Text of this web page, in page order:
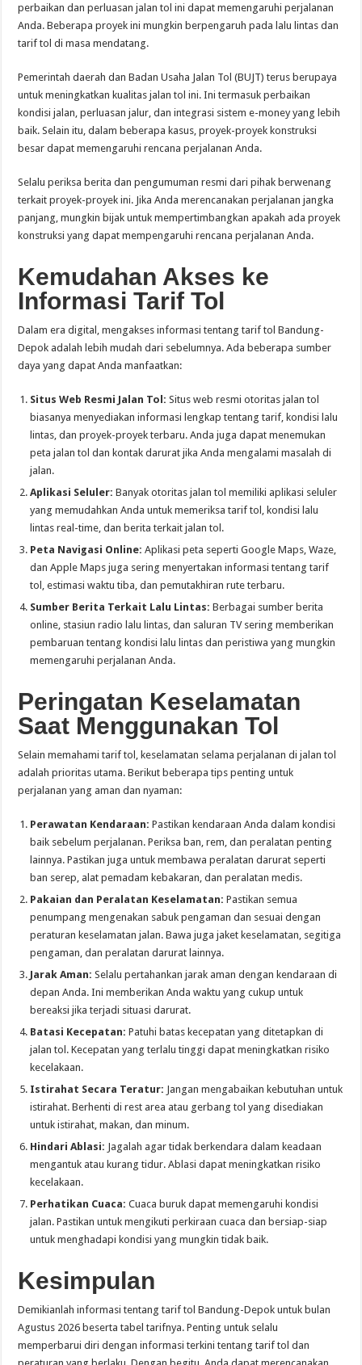
perbaikan dan perluasan jalan tol ini dapat memengaruhi perjalanan
Anda. Beberapa proyek ini mungkin berpengaruh pada lalu lintas dan
tarif tol di masa mendatang.
Pemerintah daerah dan Badan Usaha Jalan Tol (BUJT) terus berupaya
untuk meningkatkan kualitas jalan tol ini. Ini termasuk perbaikan
kondisi jalan, perluasan jalur, dan integrasi sistem e-money yang lebih
baik. Selain itu, dalam beberapa kasus, proyek-proyek konstruksi
besar dapat memengaruhi rencana perjalanan Anda.
Selalu periksa berita dan pengumuman resmi dari pihak berwenang
terkait proyek-proyek ini. Jika Anda merencanakan perjalanan jangka
panjang, mungkin bijak untuk mempertimbangkan apakah ada proyek
konstruksi yang dapat mempengaruhi rencana perjalanan Anda.
Kemudahan Akses ke
Informasi Tarif Tol
Dalam era digital, mengakses informasi tentang tarif tol Bandung-
Depok adalah lebih mudah dari sebelumnya. Ada beberapa sumber
daya yang dapat Anda manfaatkan:
Situs Web Resmi Jalan Tol: Situs web resmi otoritas jalan tol
biasanya menyediakan informasi lengkap tentang tarif, kondisi lalu
lintas, dan proyek-proyek terbaru. Anda juga dapat menemukan
peta jalan tol dan kontak darurat jika Anda mengalami masalah di
jalan.
Aplikasi Seluler: Banyak otoritas jalan tol memiliki aplikasi seluler
yang memudahkan Anda untuk memeriksa tarif tol, kondisi lalu
lintas real-time, dan berita terkait jalan tol.
Peta Navigasi Online: Aplikasi peta seperti Google Maps, Waze,
dan Apple Maps juga sering menyertakan informasi tentang tarif
tol, estimasi waktu tiba, dan pemutakhiran rute terbaru.
Sumber Berita Terkait Lalu Lintas: Berbagai sumber berita
online, stasiun radio lalu lintas, dan saluran TV sering memberikan
pembaruan tentang kondisi lalu lintas dan peristiwa yang mungkin
memengaruhi perjalanan Anda.
Peringatan Keselamatan
Saat Menggunakan Tol
Selain memahami tarif tol, keselamatan selama perjalanan di jalan tol
adalah prioritas utama. Berikut beberapa tips penting untuk
perjalanan yang aman dan nyaman:
Perawatan Kendaraan: Pastikan kendaraan Anda dalam kondisi
baik sebelum perjalanan. Periksa ban, rem, dan peralatan penting
lainnya. Pastikan juga untuk membawa peralatan darurat seperti
ban serep, alat pemadam kebakaran, dan peralatan medis.
Pakaian dan Peralatan Keselamatan: Pastikan semua
penumpang mengenakan sabuk pengaman dan sesuai dengan
peraturan keselamatan jalan. Bawa juga jaket keselamatan, segitiga
pengaman, dan peralatan darurat lainnya.
Jarak Aman: Selalu pertahankan jarak aman dengan kendaraan di
depan Anda. Ini memberikan Anda waktu yang cukup untuk
bereaksi jika terjadi situasi darurat.
Batasi Kecepatan: Patuhi batas kecepatan yang ditetapkan di
jalan tol. Kecepatan yang terlalu tinggi dapat meningkatkan risiko
kecelakaan.
Istirahat Secara Teratur: Jangan mengabaikan kebutuhan untuk
istirahat. Berhenti di rest area atau gerbang tol yang disediakan
untuk istirahat, makan, dan minum.
Hindari Ablasi: Jagalah agar tidak berkendara dalam keadaan
mengantuk atau kurang tidur. Ablasi dapat meningkatkan risiko
kecelakaan.
Perhatikan Cuaca: Cuaca buruk dapat memengaruhi kondisi
jalan. Pastikan untuk mengikuti perkiraan cuaca dan bersiap-siap
untuk menghadapi kondisi yang mungkin tidak baik.
Kesimpulan
Demikianlah informasi tentang tarif tol Bandung-Depok untuk bulan
Agustus 2026 beserta tabel tarifnya. Penting untuk selalu
memperbarui diri dengan informasi terkini tentang tarif tol dan